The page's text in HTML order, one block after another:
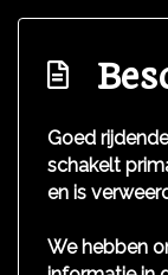
Centrale
Chroom
Goed
schakelt
en is
We hebben